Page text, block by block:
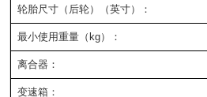
轮胎尺寸（后轮）（英寸）：
最小使用重量（kg）：
离合器：
变速箱：